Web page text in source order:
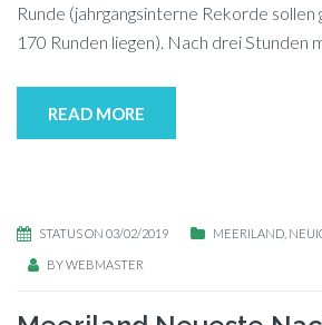
Run­de (jahr­gangs­in­ter­ne Re­kor­de
170 Run­den liegen). Nach drei Stun­den
READ MORE
STATUS ON 03/02/2019 MEERILAND
BYWEBMASTER